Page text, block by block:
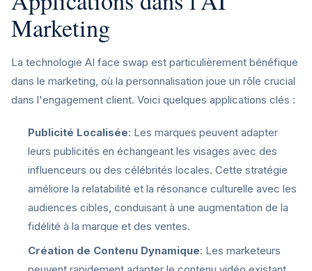
Marketing
La technologie AI face swap est particulièrement bénéfique
dans le marketing, où la personnalisation joue un rôle crucial
dans l'engagement client. Voici quelques applications clés :
Publicité Localisée: Les marques peuvent adapter
leurs publicités en échangeant les visages avec des
influenceurs ou des célébrités locales. Cette stratégie
améliore la relatabilité et la résonance culturelle avec les
audiences cibles, conduisant à une augmentation de la
fidélité à la marque et des ventes.
Création de Contenu Dynamique: Les marketeurs